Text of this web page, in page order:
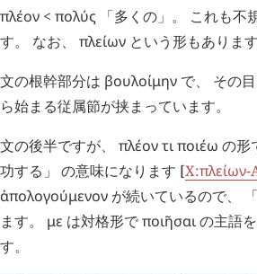
πλέον < πολύς 「多くの」。 これも
す。 なお、 πλείων という形もあります
文の根幹部分は βουλοίμην で、 その
ら始まる従属節が挟まっています。
文の後半ですが、 πλέοντιποιέω の形
功する」 の意味になります [X:πλείων-
ἀπολογούμενον が続いているので、
ます。 με は対格形でποιῆσαιの主語
す。